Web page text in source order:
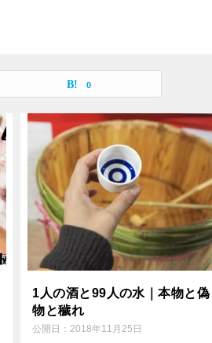
0
1人の酒と99人の水｜本物と偽
物と穢れ
公開日：2018年11月25日